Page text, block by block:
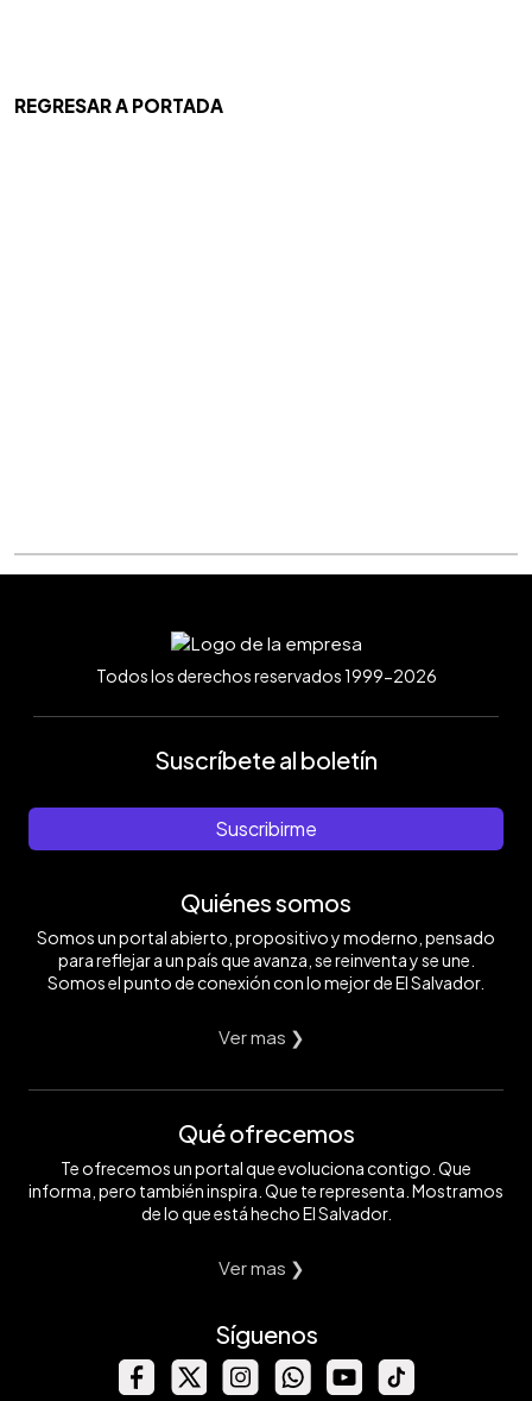
REGRESAR A PORTADA
Todos los derechos reservados 1999-2026
Suscríbete al boletín
Suscribirme
Quiénes somos
Somos un portal abierto, propositivo y moderno, pensado
para reflejar a un país que avanza, se reinventa y se une.
Somos el punto de conexión con lo mejor de El Salvador.
Ver mas ❯
Qué ofrecemos
Te ofrecemos un portal que evoluciona contigo. Que
informa, pero también inspira. Que te representa. Mostramos
de lo que está hecho El Salvador.
Ver mas ❯
Síguenos